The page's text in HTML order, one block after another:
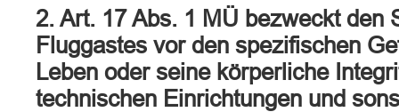
2. Art. 17 Abs. 1 MÜ bezweckt den
Fluggastes vor den spezifischen
Leben oder seine körperliche
technischen Einrichtungen und